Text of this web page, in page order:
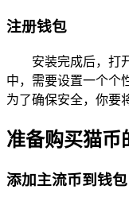
注册钱包
安装完成后，打
中，需要设置一个个
为了确保安全，你要
准备购买猫币
添加主流币到钱包